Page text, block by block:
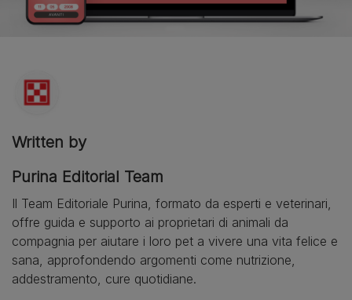
Written by
Purina Editorial Team
Il Team Editoriale Purina, formato da esperti e veterinari,
offre guida e supporto ai proprietari di animali da
compagnia per aiutare i loro pet a vivere una vita felice e
sana, approfondendo argomenti come nutrizione,
addestramento, cure quotidiane.